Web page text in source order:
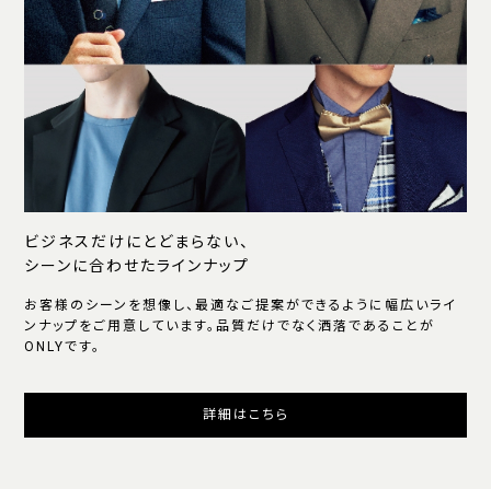
ビジネスだけにとどまらない、
シーンに合わせたラインナップ
お客様のシーンを想像し、最適なご提案ができるように幅広いライ
ンナップをご用意しています。品質だけでなく洒落であることが
ONLYです。
詳細はこちら